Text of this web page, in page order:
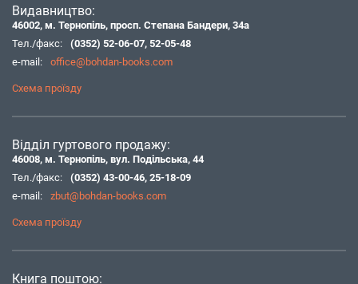
Видавництво:
46002, м. Тернопіль, просп. Степана Бандери, 34а
Тел./факс:
(0352) 52-06-07, 52-05-48
e-mail:
office@bohdan-books.com
Схема проїзду
Відділ гуртового продажу:
46008, м. Тернопіль, вул. Подільська, 44
Тел./факс:
(0352) 43-00-46, 25-18-09
e-mail:
zbut@bohdan-books.com
Схема проїзду
Книга поштою: